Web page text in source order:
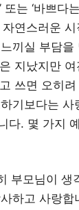
또는 ‘바쁘다
자연스러운
끼실 부담을
지났지만
쓰면 오히
기보다는 사
다. 몇 가지
부모님이 생
하고 사랑합